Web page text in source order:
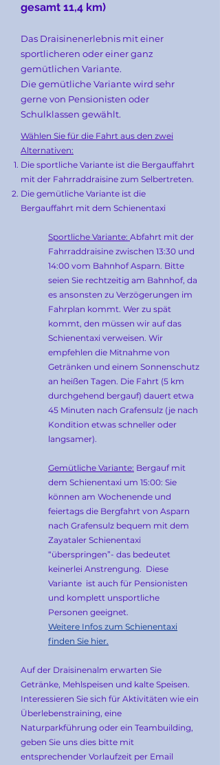
gesamt 11,4 km)
Das Draisinenerlebnis mit einer
sportlicheren oder einer ganz
gemütlichen Variante.
Die gemütliche Variante wird sehr
gerne von Pensionisten oder
Schulklassen gewählt.
Wählen Sie für die Fahrt aus den zwei
Alternativen:
Die sportliche Variante ist die Bergauffahrt
mit der Fahrraddraisine zum Selbertreten.
Die gemütliche Variante ist die
Bergauffahrt mit dem Schienentaxi
Sportliche Variante: Abfahrt mit der
Fahrraddraisine zwischen 13:30 und
14:00 vom Bahnhof Asparn. Bitte
seien Sie rechtzeitig am Bahnhof, da
es ansonsten zu Verzögerungen im
Fahrplan kommt. Wer zu spät
kommt, den müssen wir auf das
Schienentaxi verweisen. Wir
empfehlen die Mitnahme von
Getränken und einem Sonnenschutz
an heißen Tagen. Die Fahrt (5 km
durchgehend bergauf) dauert etwa
45 Minuten nach Grafensulz (je nach
Kondition etwas schneller oder
langsamer).
Gemütliche Variante: Bergauf mit
dem Schienentaxi um 15:00: Sie
können am Wochenende und
feiertags die Bergfahrt von Asparn
nach Grafensulz bequem mit dem
Zayataler Schienentaxi
“überspringen”- das bedeutet
keinerlei Anstrengung. Diese
Variante ist auch für Pensionisten
und komplett unsportliche
Personen geeignet.
Weitere Infos zum Schienentaxi
finden Sie hier.
Auf der Draisinenalm erwarten Sie
Getränke, Mehlspeisen und kalte Speisen.
Interessieren Sie sich für Aktivitäten wie ein
Überlebenstraining, eine
Naturparkführung oder ein Teambuilding,
geben Sie uns dies bitte mit
entsprechender Vorlaufzeit per Email